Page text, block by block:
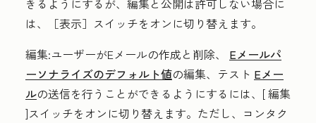
きるようにするが、編集と公開は許可しない場合に
は、［表示］ スイッチをオンに切り替えます。
編集:ユーザーがEメールの作成と削除、 Eメールパ
ーソナライズのデフォルト値の編集、テスト Eメー
ルの送信を行うことができるようにするには、[編集
]スイッチをオンに切り替えます。ただし、コンタク